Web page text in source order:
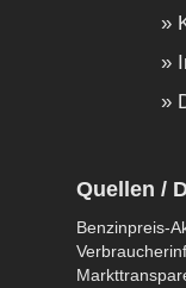
Quellen /
Benzinpreis-